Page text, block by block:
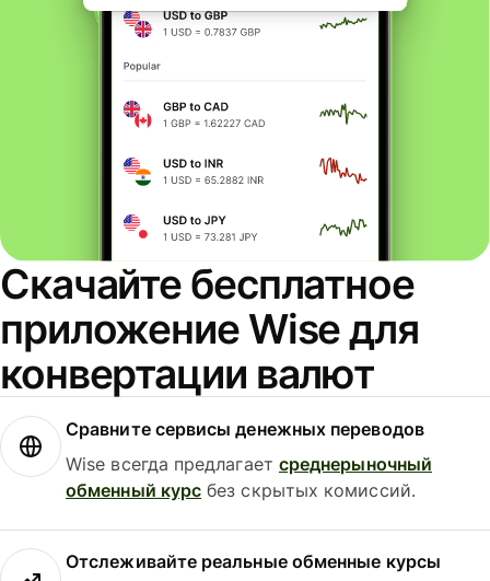
Скачайте бесплатное
приложение Wise для
конвертации валют
Сравните сервисы денежных переводов
Wise всегда предлагает среднерыночный
обменный курс без скрытых комиссий.
Отслеживайте реальные обменные курсы